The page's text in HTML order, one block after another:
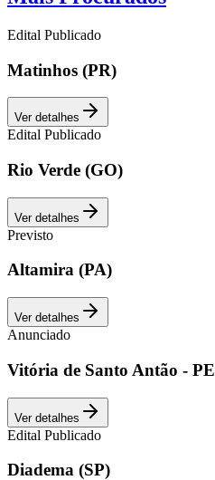
Edital Publicado
Matinhos (PR)
Ver detalhes
Edital Publicado
Rio Verde (GO)
Ver detalhes
Previsto
Altamira (PA)
Ver detalhes
Anunciado
Vitória de Santo Antão - PE
Ver detalhes
Edital Publicado
Diadema (SP)